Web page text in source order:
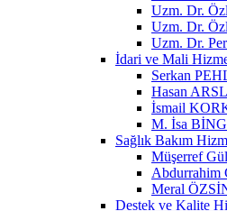
Uzm. Dr.
Uzm. Dr.
Uzm. Dr.
İdari ve Mali
Serkan
Hasan
İsmail
M. İsa
Sağlık Bakım
Müşerref
Meral
Destek ve Kalite